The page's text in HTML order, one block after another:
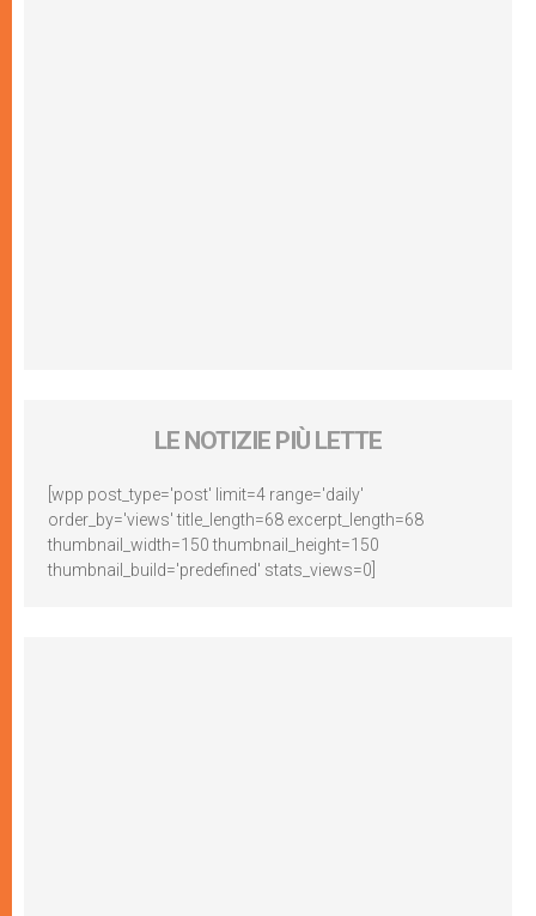
LE NOTIZIE PIÙ LETTE
[wpp post_type='post' limit=4 range='daily'
order_by='views' title_length=68 excerpt_length=68
thumbnail_width=150 thumbnail_height=150
thumbnail_build='predefined' stats_views=0]